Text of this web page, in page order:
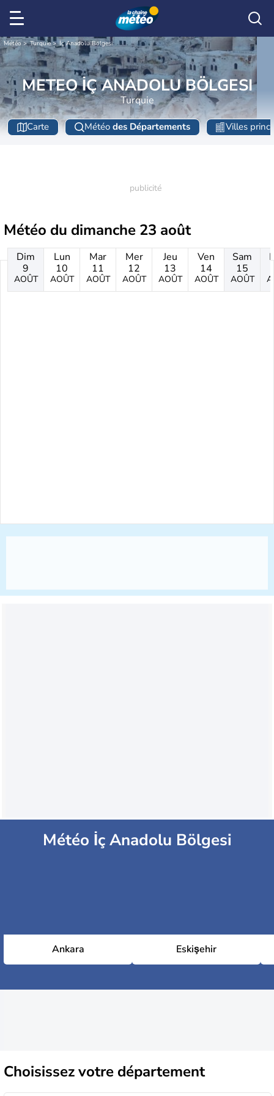
Météo Turquie İç Anadolu Bölgesi
METEO İÇ ANADOLU BÖLGESI
Turquie
Carte Météo des Départements Villes
Météo du dimanche 23 août
Dim
9
AOÛT
Lun
10
AOÛT
Mar
11
AOÛT
Mer
12
AOÛT
Jeu
13
AOÛT
Ven
14
AOÛT
Sam
15
AOÛT
Météo İç Anadolu Bölgesi
Ankara Eskişehir
Choisissezvotre département